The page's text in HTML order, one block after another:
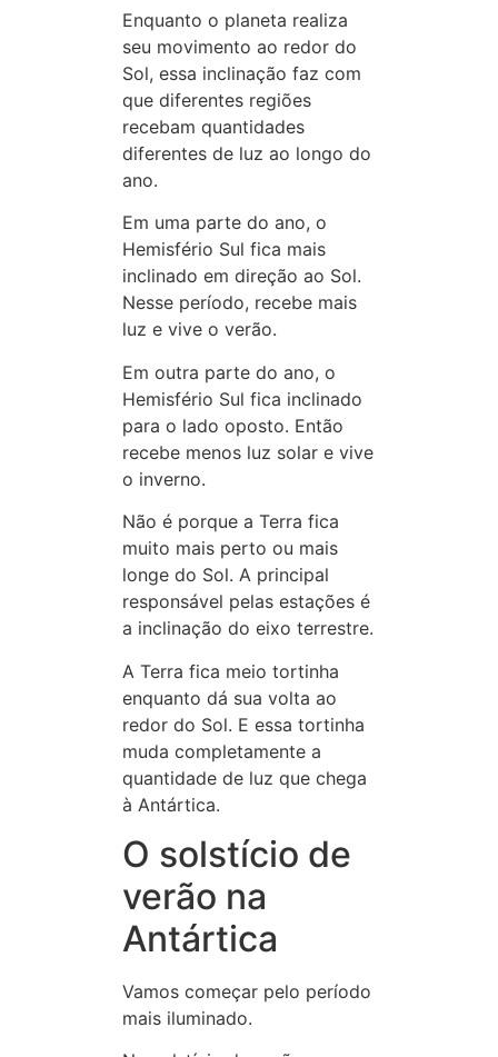
Enquanto o planeta realiza
seu movimento ao redor do
Sol, essa inclinação faz com
que diferentes regiões
recebam quantidades
diferentes de luz ao longo do
ano.
Em uma parte do ano, o
Hemisfério Sul fica mais
inclinado em direção ao Sol.
Nesse período, recebe mais
luz e vive o verão.
Em outra parte do ano, o
Hemisfério Sul fica inclinado
para o lado oposto. Então
recebe menos luz solar e vive
o inverno.
Não é porque a Terra fica
muito mais perto ou mais
longe do Sol. A principal
responsável pelas estações é
a inclinação do eixo terrestre.
A Terra fica meio tortinha
enquanto dá sua volta ao
redor do Sol. E essa tortinha
muda completamente a
quantidade de luz que chega
à Antártica.
O solstício de
verão na
Antártica
Vamos começar pelo período
mais iluminado.